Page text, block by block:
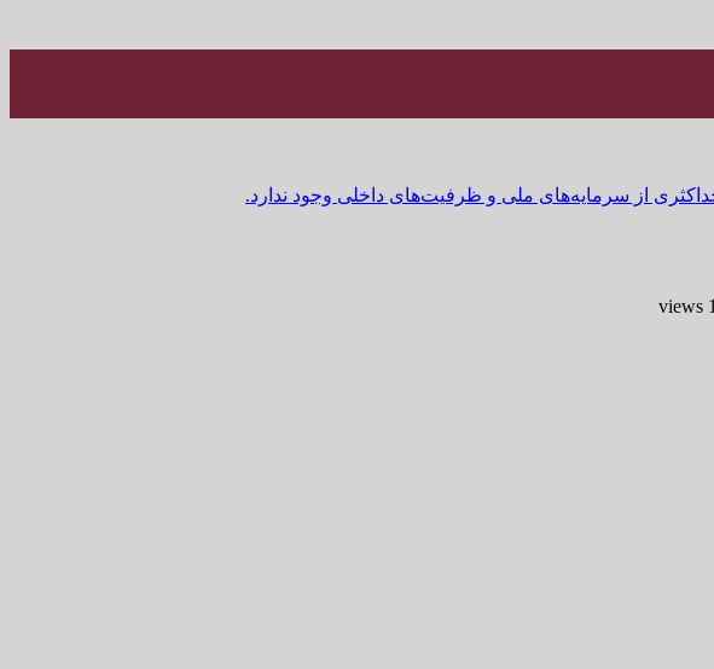
از سرمایه‌های ملی و ظرفیت‌های داخلی وجود ندارد.